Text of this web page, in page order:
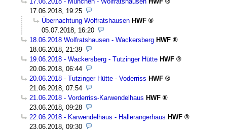
17.06.2018, 19:25
Übernachtung Wolfratshausen HWF
05.07.2018, 16:20
18.06.2018 Wolfratshausen - Wackersberg HWF
18.06.2018, 21:39
19.06.2018 - Wackersberg - Tutzinger Hütte HWF
20.06.2018, 06:44
20.06.2018 - Tutzinger Hütte - Voderriss HWF
21.06.2018, 07:54
21.06.2018 - Vorderriss-Karwendelhaus HWF
23.06.2018, 09:28
22.06.2018 - Karwendelhaus - Hallerangerhaus HWF
23.06.2018, 09:30